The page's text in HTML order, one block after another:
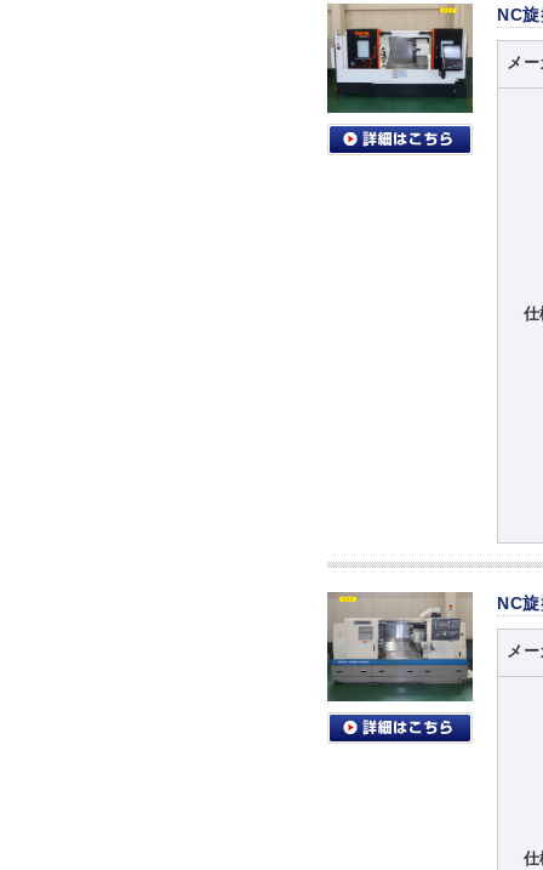
NC
メ
仕
NC
メ
仕